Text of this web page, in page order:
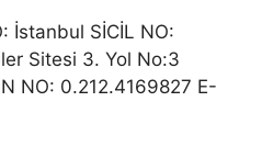
İstanbul SİCİL NO:
Sitesi 3. Yol No:3
NO: 0.212.4169827 E-